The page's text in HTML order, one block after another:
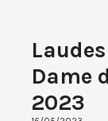
Dame
2023